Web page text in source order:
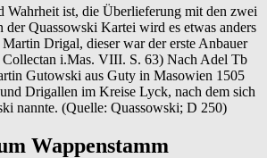
Wahrheit ist, die Überlieferung mit den zwei
der Quassowski Kartei wird es etwas anders
Drigal, dieser war der erste Anbauer
i.Mas. VIII. S. 63) Nach Adel Tb
Gutowski aus Guty in Masowien 1505
Drigallen im Kreise Lyck, nach dem sich
nannte. (Quelle: Quassowski; D 250)
Wappenstamm